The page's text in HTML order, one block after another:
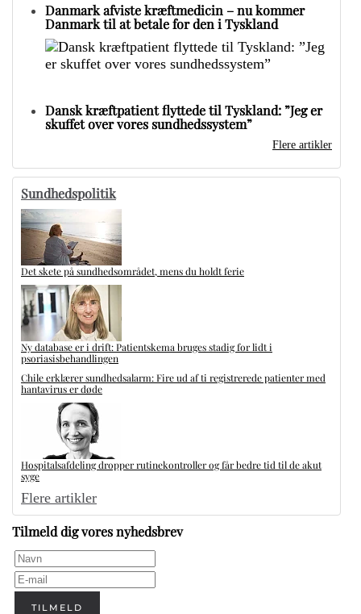
Danmark afviste kræftmedicin – nu kommer
Danmark til at betale for den i Tyskland
Dansk kræftpatient flyttede til Tyskland: ”Jeg er
skuffet over vores sundhedssystem”
Flere artikler
Sundhedspolitik
Det skete på sundhedsområdet, mens du holdt ferie
Ny database er i drift: Patientskema bruges stadig for lidt i
psoriasisbehandlingen
Chile erklærer sundhedsalarm: Fire ud af ti registrerede patienter med
hantavirus er døde
Hospitalsafdeling dropper rutinekontroller og får bedre tid til de akut
syge
Flere artikler
Tilmeld dig vores nyhedsbrev
TILMELD